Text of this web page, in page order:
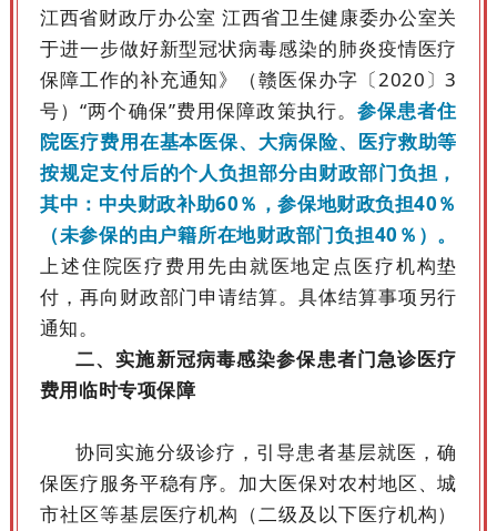
江西省财政厅办公室 江西省卫生健康委办公室关
于进一步做好新型冠状病毒感染的肺炎疫情医疗
保障工作的补充通知》（赣医保办字〔2020〕3
号）“两个确保”费用保障政策执行。 参保患者住
院医疗费用在基本医保、大病保险、医疗救助等
按规定支付后的个人负担部分由财政部门负担，
其中：中央财政补助60％，参保地财政负担40％
（未参保的由户籍所在地财政部门负担40％）。
上述住院医疗费用先由就医地定点医疗机构垫
付，再向财政部门申请结算。具体结算事项另行
通知。
二、实施新冠病毒感染参保患者门急诊医疗
费用临时专项保障
协同实施分级诊疗，引导患者基层就医，确
保医疗服务平稳有序。加大医保对农村地区、城
市社区等基层医疗机构（二级及以下医疗机构）